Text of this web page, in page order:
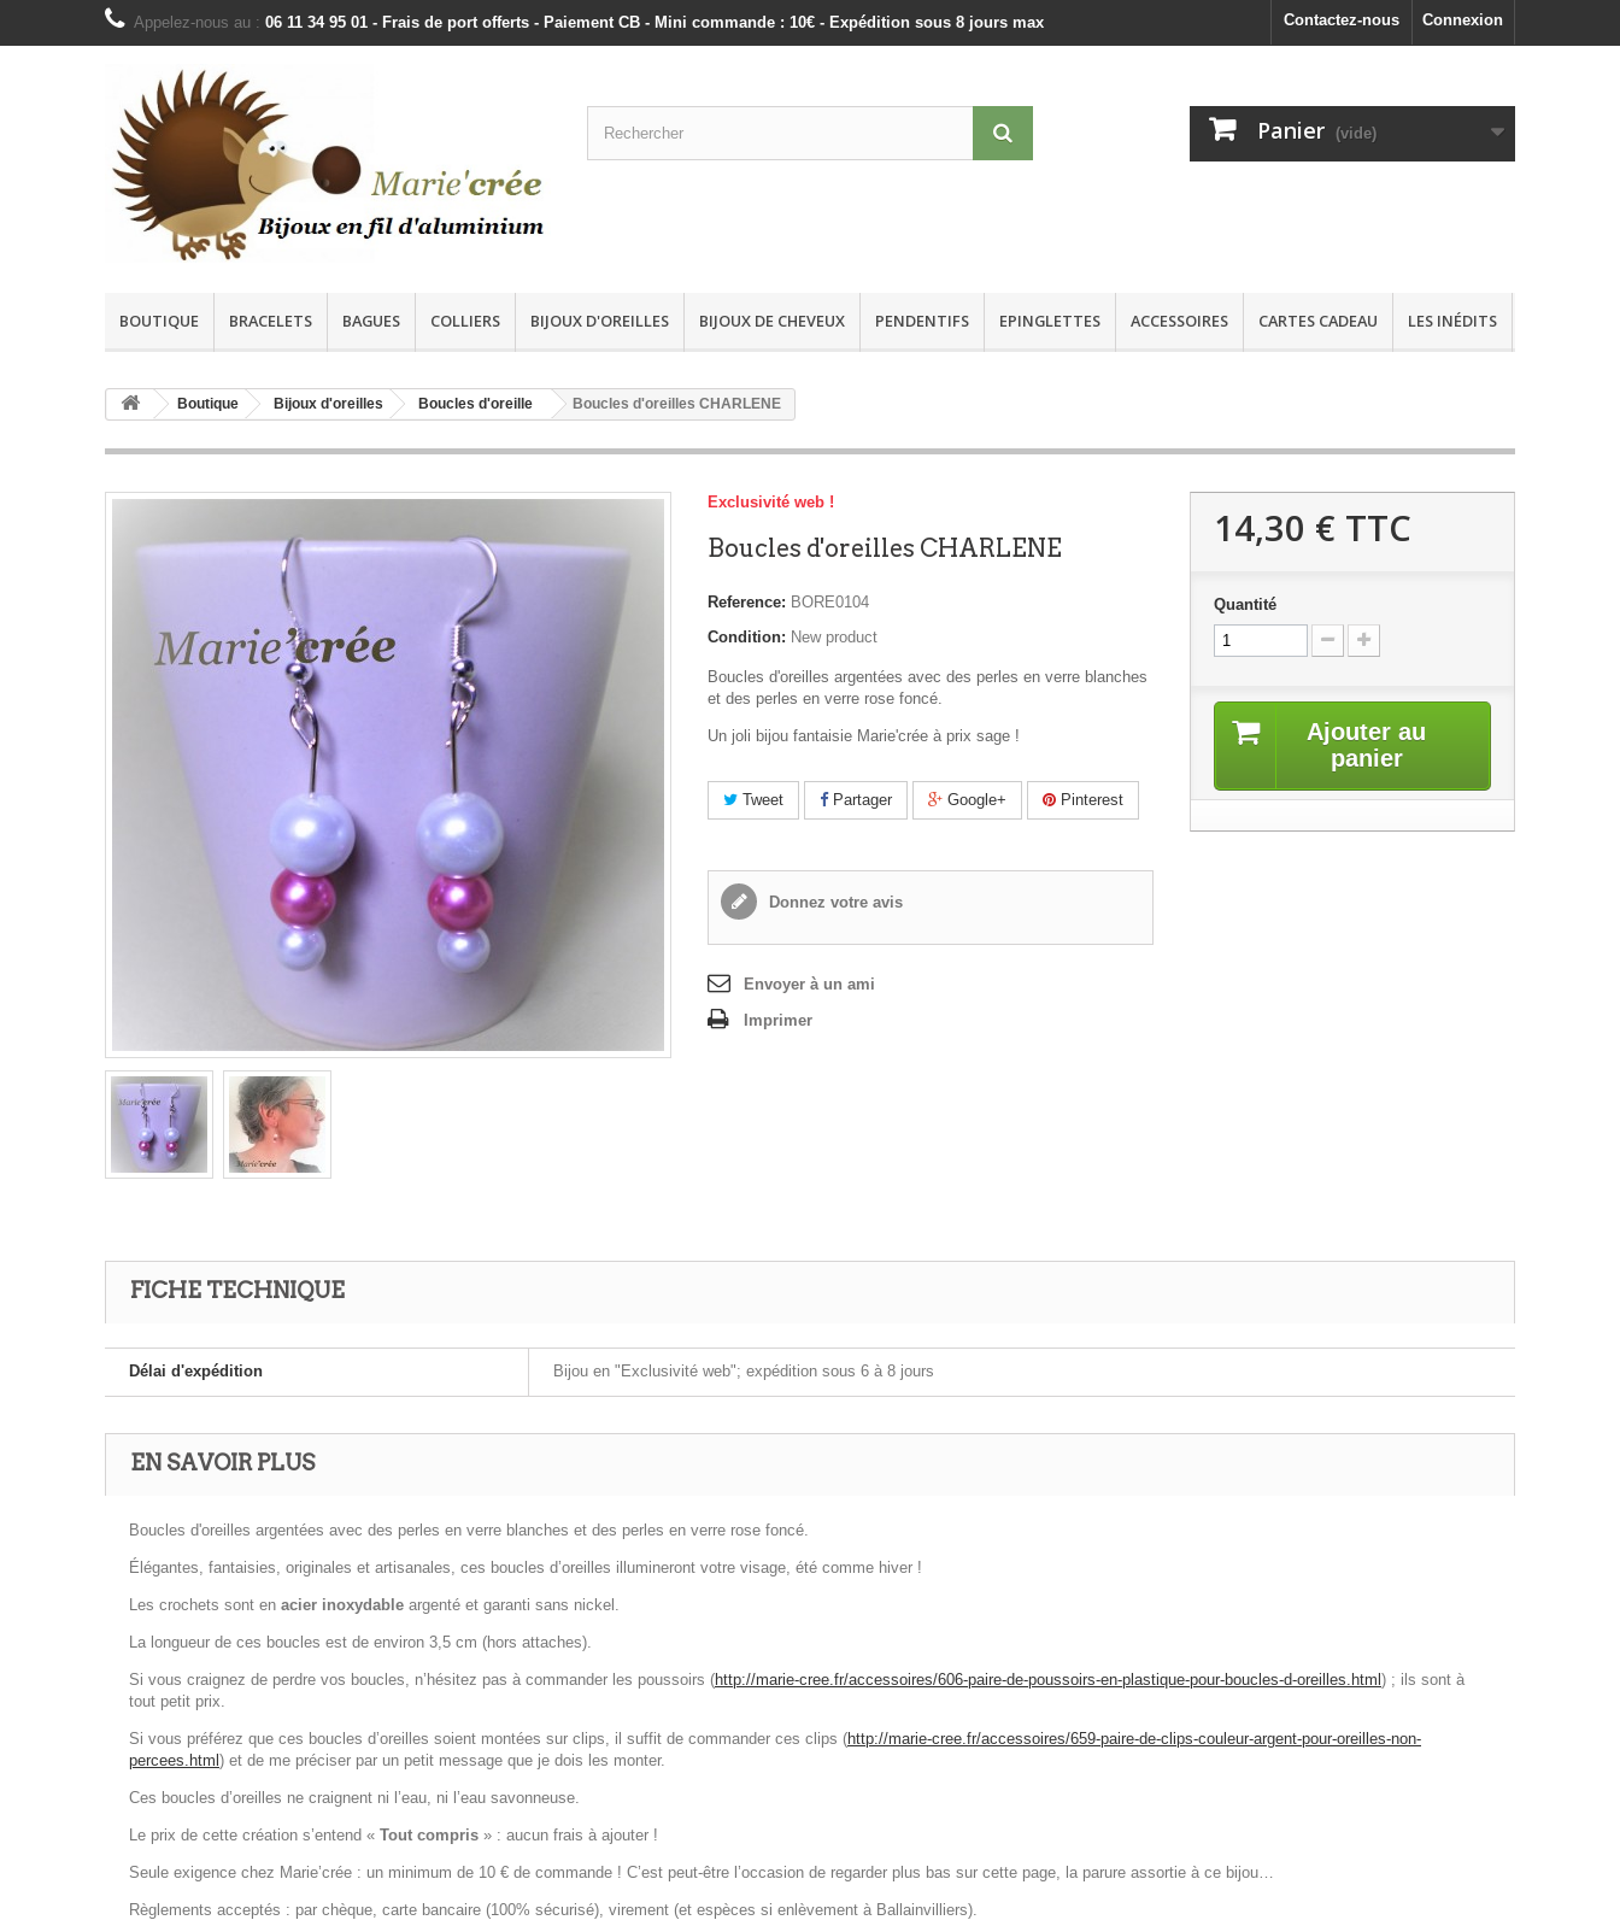
Connexion
Contactez-nous
Appelez-nous au : 06 11 34 95 01 - Frais de port offerts - Paiement CB - Mini commande : 10€ - Expédition sous 8 jours max
Panier (vide)
BOUTIQUE BRACELETS BAGUES COLLIERS BIJOUX D'OREILLES BIJOUX DE CHEVEUX PENDENTIFS EPINGLETTES ACCESSOIRES CARTES CADEAU LES INÉDITS
Boutique Bijoux d'oreilles Boucles d'oreille Boucles d'oreilles CHARLENE
Exclusivité web !
Boucles d'oreilles CHARLENE
Reference: BORE0104
Condition: New product
Boucles d'oreilles argentées avec des perles en verre blanches
et des perles en verre rose foncé.
Un joli bijou fantaisie Marie'crée à prix sage !
Tweet Partager Google+ Pinterest
Donnez votre avis
Envoyer à un ami
Imprimer
14,30 € TTC
Quantité
Ajouter au
panier
FICHE TECHNIQUE
Délai d'expédition Bijou en "Exclusivité web"; expédition sous 6 à 8 jours
EN SAVOIR PLUS
Boucles d'oreilles argentées avec des perles en verre blanches et des perles en verre rose foncé.
Élégantes, fantaisies, originales et artisanales, ces boucles d’oreilles illumineront votre visage, été comme hiver !
Les crochets sont en acier inoxydable argenté et garanti sans nickel.
La longueur de ces boucles est de environ 3,5 cm (hors attaches).
Si vous craignez de perdre vos boucles, n’hésitez pas à commander les poussoirs (http://marie-cree.fr/accessoires/606-paire-de-poussoirs-en-plastique-pour-boucles-d-oreilles.html ) ; ils sont à
tout petit prix.
Si vous préférez que ces boucles d’oreilles soient montées sur clips, il suffit de commander ces clips (http://marie-cree.fr/accessoires/659-paire-de-clips-couleur-argent-pour-oreilles-non-
percees.html ) et de me préciser par un petit message que je dois les monter.
Ces boucles d’oreilles ne craignent ni l’eau, ni l’eau savonneuse.
Le prix de cette création s’entend « Tout compris » : aucun frais à ajouter !
Seule exigence chez Marie’crée : un minimum de 10 € de commande ! C’est peut-être l’occasion de regarder plus bas sur cette page, la parure assortie à ce bijou…
Règlements acceptés : par chèque, carte bancaire (100% sécurisé), virement (et espèces si enlèvement à Ballainvilliers).